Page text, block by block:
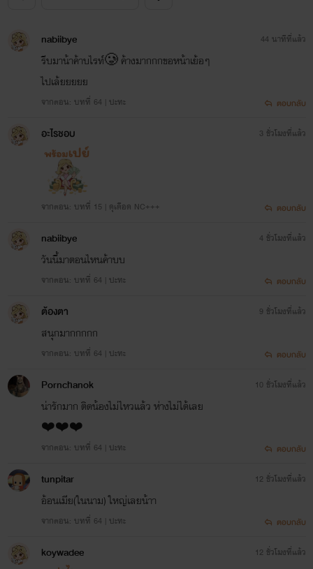
nabiibye
รีบมาน้าค้าบไรท์🥲 ค้างมากกกขอหน้าเย้อๆ
ไปเล้ยยยยย
จากตอน: บทที่ 64 | ปะทะ
44 นาทีที่แล้ว
ตอบกลับ
อะไรชอบ
จากตอน: บทที่ 15 | ดุเดือด NC+++
3 ชั่วโมงที่แล้ว
ตอบกลับ
nabiibye
วันนี้มาตอนไหนค้าบบ
จากตอน: บทที่ 64 | ปะทะ
4 ชั่วโมงที่แล้ว
ตอบกลับ
ต้องตา
สนุกมากกกกก
จากตอน: บทที่ 64 | ปะทะ
9 ชั่วโมงที่แล้ว
ตอบกลับ
Pornchanok
น่ารักมาก ติดน้องไม่ไหวแล้ว ห่างไม่ได้เลย
❤️❤️❤️
จากตอน: บทที่ 64 | ปะทะ
10 ชั่วโมงที่แล้ว
ตอบกลับ
tunpitar
อ้อนเมีย(ในนาม) ใหญ่เลยน้าา
จากตอน: บทที่ 64 | ปะทะ
12 ชั่วโมงที่แล้ว
ตอบกลับ
koywadee 12 ชั่วโมงที่แล้ว